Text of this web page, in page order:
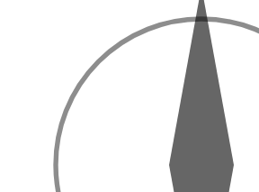
店
19:00–
EBISU
恵
比
寿
店